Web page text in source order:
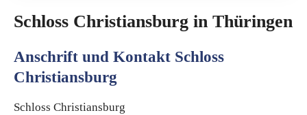
Schloss Christiansburg in Thüringen
Anschrift und Kontakt Schloss
Christiansburg
Schloss Christiansburg